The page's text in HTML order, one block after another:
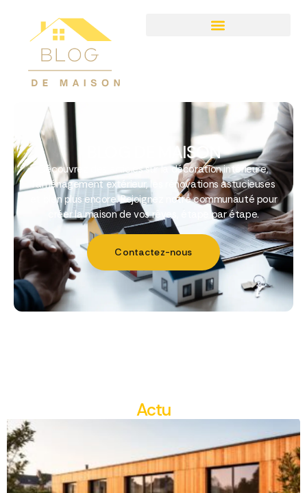
BLOG DE MAISON
Découvrez des articles sur la décoration intérieure,
l’aménagement extérieur, les rénovations astucieuses
et bien plus encore. Rejoignez notre communauté pour
créer la maison de vos rêves, étape par étape.
Contactez-nous
Actu